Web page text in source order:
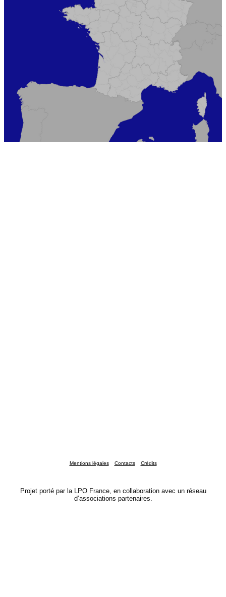
Mentions légales Contacts Crédits
Projet porté par la LPO France, en collaboration avec un réseau
d’associations partenaires.